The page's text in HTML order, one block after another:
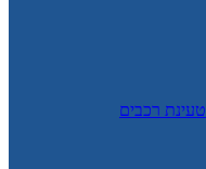
טעינת רכבים